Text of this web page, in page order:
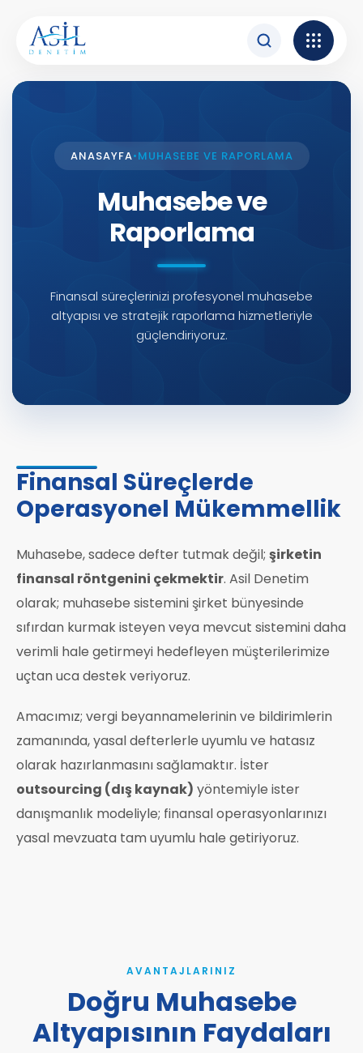
ANASAYFA•MUHASEBE VE RAPORLAMA
Muhasebe ve
Raporlama
Finansal süreçlerinizi profesyonel muhasebe
altyapısı ve stratejik raporlama hizmetleriyle
güçlendiriyoruz.
Finansal Süreçlerde
Operasyonel Mükemmellik
Muhasebe, sadece defter tutmak değil; şirketin
finansal röntgenini çekmektir. Asil Denetim
olarak; muhasebe sistemini şirket bünyesinde
sıfırdan kurmak isteyen veya mevcut sistemini daha
verimli hale getirmeyi hedefleyen müşterilerimize
uçtan uca destek veriyoruz.
Amacımız; vergi beyannamelerinin ve bildirimlerin
zamanında, yasal defterlerle uyumlu ve hatasız
olarak hazırlanmasını sağlamaktır. İster
outsourcing (dış kaynak) yöntemiyle ister
danışmanlık modeliyle; finansal operasyonlarınızı
yasal mevzuata tam uyumlu hale getiriyoruz.
AVANTAJLARINIZ
Doğru Muhasebe
Altyapısının Faydaları